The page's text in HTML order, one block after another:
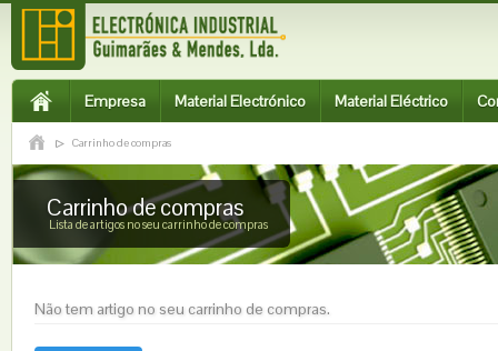
Empresa Material Electrónico Material Eléctrico
Carrinho de compras
Carrinho de compras
Lista de artigos no seu carrinho de compras
Não tem artigo no seu carrinho de compras.